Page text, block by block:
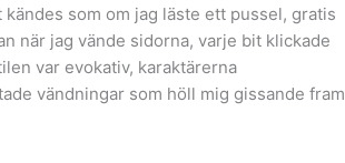
som om jag läste ett pussel, gratis
när jag vände sidorna, varje bit klickade
var evokativ, karaktärerna
vändningar som höll mig gissande fram